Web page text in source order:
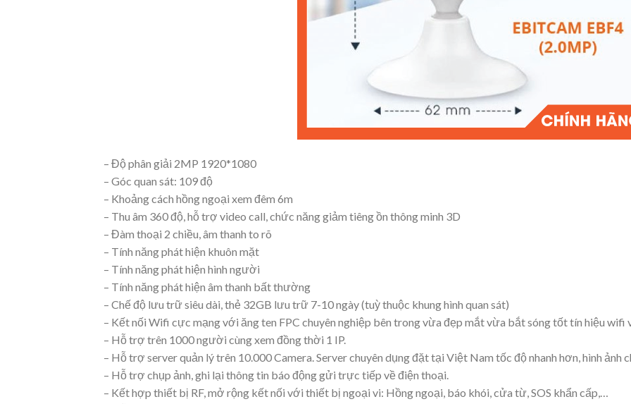
– Độ phân giải 2MP 1920*1080
– Góc quan sát: 109 độ
– Khoảng cách hồng ngoại xem đêm 6m
– Thu âm 360 độ, hỗ trợ video call, chức năng giảm tiêng ồn thông minh 3D
– Đàm thoại 2 chiều, âm thanh to rõ
– Tính năng phát hiện khuôn mặt
– Tính năng phát hiện hình người
– Tính năng phát hiện âm thanh bất thường
– Chế độ lưu trữ siêu dài, thẻ 32GB lưu trữ 7-10 ngày (tuỳ thuộc khung hình quan sát)
– Kết nối Wifi cực mạng với ăng ten FPC chuyên nghiệp bên trong vừa đẹp mắt vừa bắt sóng tốt tín hiệu wifi
– Hỗ trợ trên 1000 người cùng xem đồng thời 1 IP.
– Hỗ trợ server quản lý trên 10.000 Camera. Server chuyên dụng đặt tại Việt Nam tốc độ nhanh hơn, hình
– Hỗ trợ chụp ảnh, ghi lại thông tin báo động gửi trực tiếp về điện thoại.
– Kết hợp thiết bị RF, mở rộng kết nối với thiết bị ngoại vi: Hồng ngoại, báo khói, cửa từ, SOS khẩn cấp,…